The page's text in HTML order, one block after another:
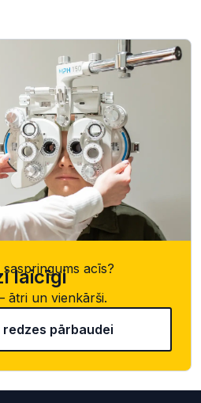
acīs?
laicīgi
ātri un vienkārši.
redzes pārbaudei